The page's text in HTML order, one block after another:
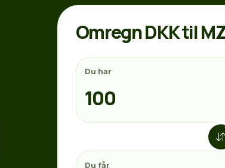
Omregn DKK til
Du har
Du får